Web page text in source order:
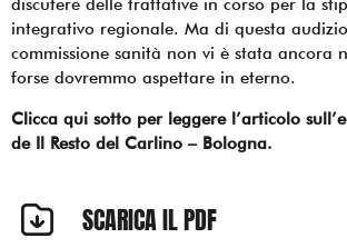
discutere delle trattative in corso per la
integrativo regionale. Ma di questa
commissione sanità non vi è stata ancora
forse dovremmo aspettare in eterno.
Clicca qui sotto per leggere l’articolo
de Il Resto del Carlino – Bologna.
SCARICA IL PDF